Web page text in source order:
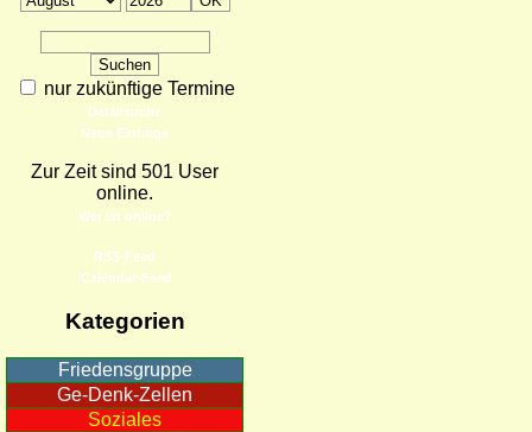
nur zukünftige Termine
Detailsuche
Neue Einträge
Zur Zeit sind 501 User
online.
Wer ist online?
RSS-Feed
iCalendar-Feed
Kategorien
Friedensgruppe
Ge-Denk-Zellen
Soziales